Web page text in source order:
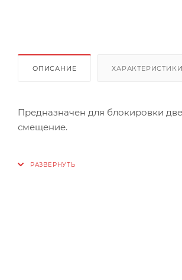
ОПИСАНИЕ ХАРАКТЕРИСТИКИ
Предназначен для блокировки
смещение.